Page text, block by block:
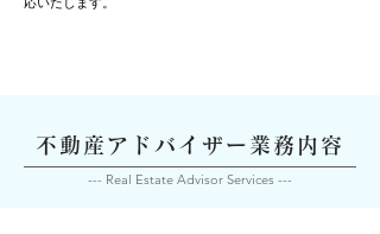
不動産アドバイザー業務内容
--- Real Estate Advisor Services ---